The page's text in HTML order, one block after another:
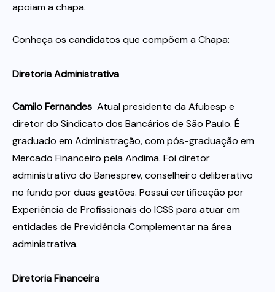
apoiam a chapa.
Conheça os candidatos que compõem a Chapa:
Diretoria Administrativa
Camilo Fernandes  Atual presidente da Afubesp e
diretor do Sindicato dos Bancários de São Paulo. É
graduado em Administração, com pós-graduação em
Mercado Financeiro pela Andima. Foi diretor
administrativo do Banesprev, conselheiro deliberativo
no fundo por duas gestões. Possui certificação por
Experiência de Profissionais do ICSS para atuar em
entidades de Previdência Complementar na área
administrativa.
Diretoria Financeira